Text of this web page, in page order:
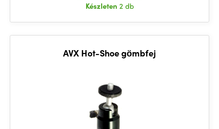
Készleten 2 db
AVX Hot-Shoe gömbfej